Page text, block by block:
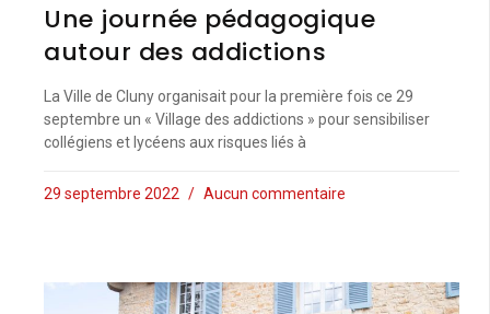
Une journée pédagogique
autour des addictions
La Ville de Cluny organisait pour la première fois ce 29
septembre un « Village des addictions » pour sensibiliser
collégiens et lycéens aux risques liés à
29 septembre 2022 Aucun commentaire